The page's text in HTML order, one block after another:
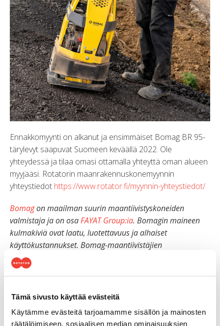
Tämä sivusto käyttää evästeitä
Käytämme evästeitä tarjoamamme sisällön ja mainosten
räätälöimiseen, sosiaalisen median ominaisuuksien
Ennakkomyynti on alkanut ja ensimmäiset Bomag BR 95-
tärylevyt saapuvat Suomeen keväällä 2022. Ole
yhteydessä ja tilaa omasi ottamalla yhteyttä oman alueen
myyjääsi. Rotatorin maanrakennuskonemyynnin
yhteystiedot https://www.rotator.fi/myynnin-yhteystiedot/
Bomagon maailman suurin maantiivistyskoneiden
valmistaja ja on osaFAYAT Group:ia. Bomagin maineen
kulmakiviä ovat laatu, luotettavuus ja alhaiset
käyttökustannukset. Bomag-maantiivistäjien
tuoteperheeseen kuuluvat tärylätkät ja -vasarat,
maantiivistysjyrät sekä kaatopaikkajyrät. Bomag panostaa
edelläkävijä paitsi tuotteissa niin myös maantiivistyksen
toiminut Bomagin maahantuojana Suomessa vuodesta